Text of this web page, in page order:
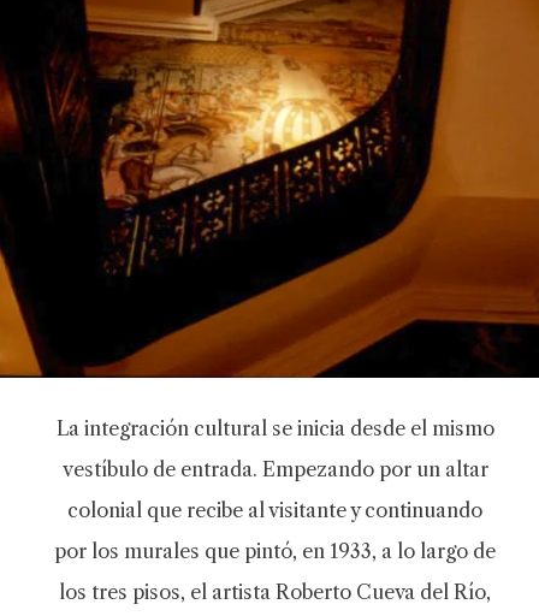
La integración cultural se inicia desde el mismo
vestíbulo de entrada. Empezando por un altar
colonial que recibe al visitante y continuando
por los murales que pintó, en 1933, a lo largo de
los tres pisos, el artista Roberto Cueva del Río,